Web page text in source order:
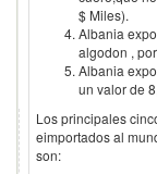
$ Miles).
Albania
algodon ,
Albania
un valor de
Los principales
eimportados al
son: